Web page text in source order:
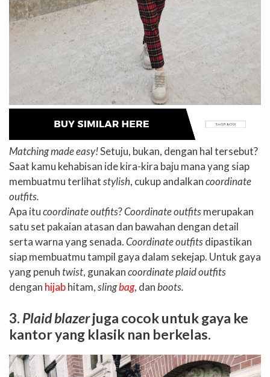
Matching made easy!Setuju, bukan, dengan hal tersebut?
Saat kamu kehabisan ide kira-kira baju mana yang siap
membuatmu terlihatstylish, cukup andalkancoordinate
outfits.
Apa itucoordinate outfits?Coordinate outfitsmerupakan
satu set pakaian atasan dan bawahan dengan detail
serta warna yang senada.Coordinate outfitsdipastikan
siap membuatmu tampil gaya dalam sekejap. Untuk gaya
yang penuh twist, gunakancoordinate plaid outfits
dengan hijabhitam,slingbag, danboots.
3. Plaid blazerjuga cocok untuk gaya ke
kantor yang klasik nan berkelas.